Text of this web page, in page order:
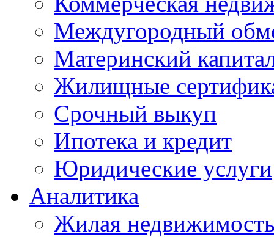
Междугородный
Материнский
Жилищные
Срочный выкуп
Ипотека и кредит
Юридические услуги
Аналитика
Жилая